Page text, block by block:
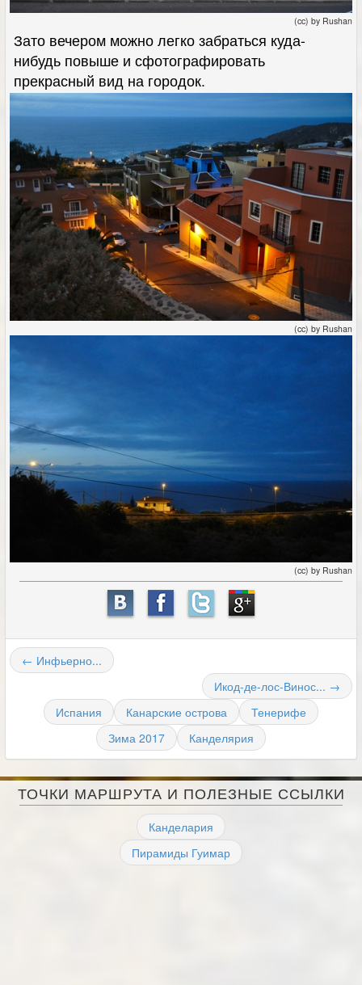
(cc) by Rushan
Зато вечером можно легко забраться куда-
нибудь повыше и сфотографировать
прекрасный вид на городок.
(cc) by Rushan
(cc) by Rushan
← Инфьерно...
Икод-де-лос-Винос... →
Испания
Канарские острова
Тенерифе
Зима 2017
Канделярия
ТОЧКИ МАРШРУТА И ПОЛЕЗНЫЕ ССЫЛКИ
Канделария
Пирамиды Гуимар